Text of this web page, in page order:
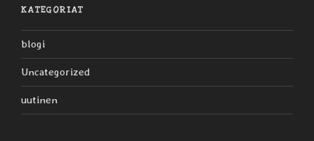
KATEGORIAT
blogi
Uncategorized
uutinen